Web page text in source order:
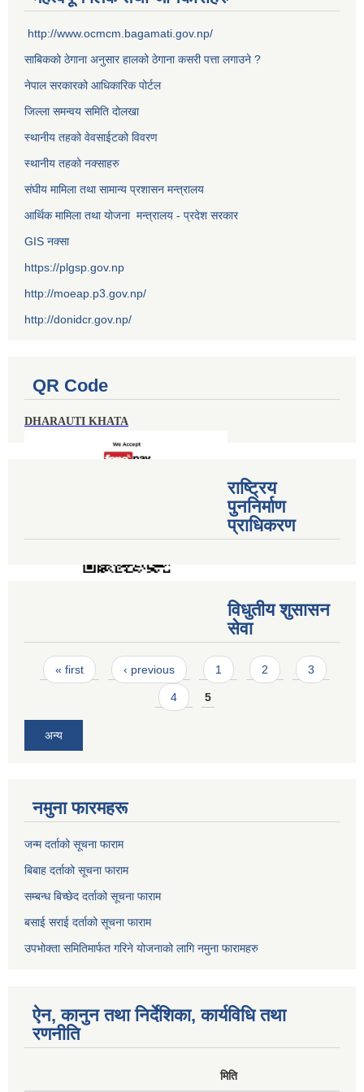
http://www.ocmcm.bagamati.gov.np/
साबिकको ठेगाना अनुसार हालको ठेगाना कसरी पत्ता लगाउने ?
नेपाल सरकारको आधिकारिक पोर्टल
जिल्ला समन्वय समिति दोलखा
स्थानीय तहको वेवसाईटको विवरण
स्थानीय तहको नक्साहरु
संघीय मामिला तथा सामान्य प्रशासन मन्त्रालय
आर्थिक मामिला तथा योजना मन्त्रालय - प्रदेश सरकार
GIS नक्सा
https://plgsp.gov.np
http://moeap.p3.gov.np/
http://donidcr.gov.np/
QR Code
DHARAUTI KHATA
राष्ट्रिय
पुननिर्माण
प्राधिकरण
विधुतीय शुसासन
सेवा
Pages
« first ‹ previous 1 2 3
4 5
अन्य
नमुना फारमहरू
जन्म दर्ताको सूचना फाराम
बिबाह दर्ताको सूचना फाराम
सम्बन्ध बिच्छेद दर्ताको सूचना फाराम
बसाई सराई दर्ताको सूचना फाराम
उपभोक्ता समितिमार्फत गरिने योजनाको लागि नमुना फारामहरु
ऐन, कानुन तथा निर्देशिका, कार्यविधि तथा
रणनीति
मिति